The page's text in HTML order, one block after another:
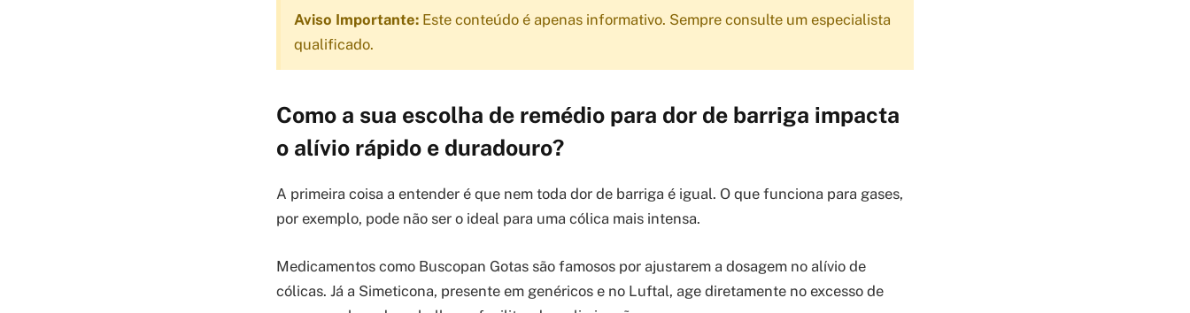
Aviso Importante: Este conteúdo é apenas informativo. Sempre consulte um especialista
qualificado.
Como a sua escolha de remédio para dor de barriga impacta
o alívio rápido e duradouro?
A primeira coisa a entender é que nem toda dor de barriga é igual. O que funciona para gases,
por exemplo, pode não ser o ideal para uma cólica mais intensa.
Medicamentos como Buscopan Gotas são famosos por ajustarem a dosagem no alívio de
cólicas. Já a Simeticona, presente em genéricos e no Luftal, age diretamente no excesso de